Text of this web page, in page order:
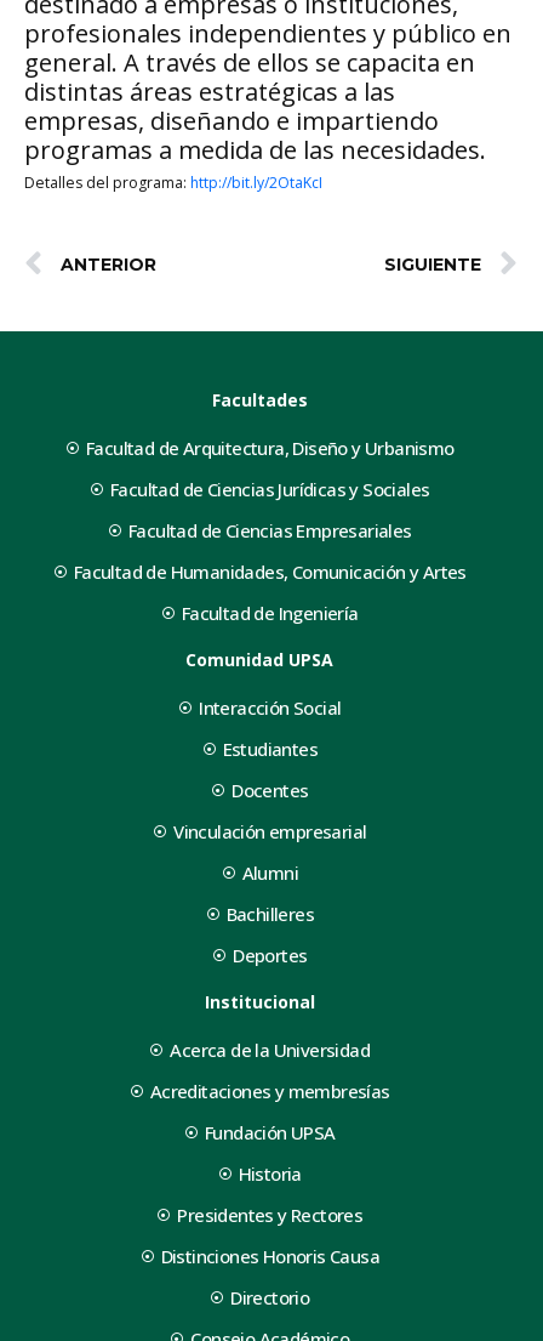
profesionales independientes y público en
general. A través de ellos se capacita en
distintas áreas estratégicas a las
empresas, diseñando e impartiendo
programas a medida de las necesidades.
Detalles del programa: http://bit.ly/2OtaKcI
ANTERIOR SIGUIENTE
Facultades
Facultad de Arquitectura, Diseño y Urbanismo
Facultad de Ciencias Jurídicas y Sociales
Facultad de Ciencias Empresariales
Facultad de Humanidades, Comunicación y Artes
Facultad de Ingeniería
Comunidad UPSA
Interacción Social
Estudiantes
Docentes
Vinculación empresarial
Alumni
Bachilleres
Deportes
Institucional
Acerca de la Universidad
Acreditaciones y membresías
Fundación UPSA
Historia
Presidentes y Rectores
Distinciones Honoris Causa
Directorio